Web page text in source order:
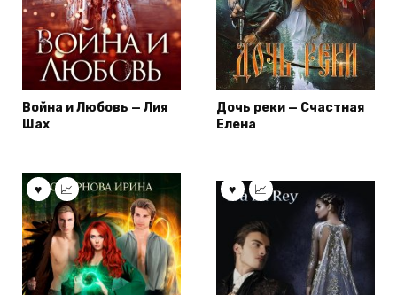
Война и Любовь — Лия
Шах
Дочь реки — Счастная
Елена